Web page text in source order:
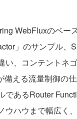
WebFluxのベー
」のサンプル、
い、コンテントネ
備える流量制御の
であるRouter
ハウまで幅広く